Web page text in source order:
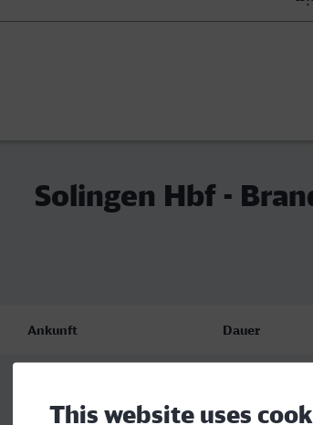
Solingen Hbf -
Ankunft Dauer
16.08.26